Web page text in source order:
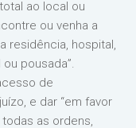
ao local ou
ou venha a
residência, hospital,
pousada”.
de
e dar “em favor
as ordens,